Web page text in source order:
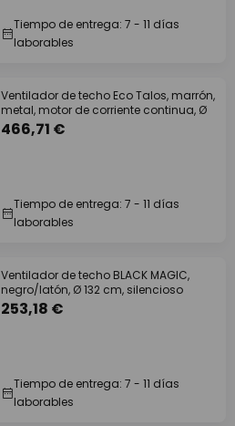
Tiempo de entrega: 7 - 11 días
laborables
Ventilador de techo Eco Talos, marrón,
metal, motor de corriente continua, Ø
466,71 €
Tiempo de entrega: 7 - 11 días
laborables
Ventilador de techo BLACK MAGIC,
negro/latón, Ø 132 cm, silencioso
253,18 €
Tiempo de entrega: 7 - 11 días
laborables